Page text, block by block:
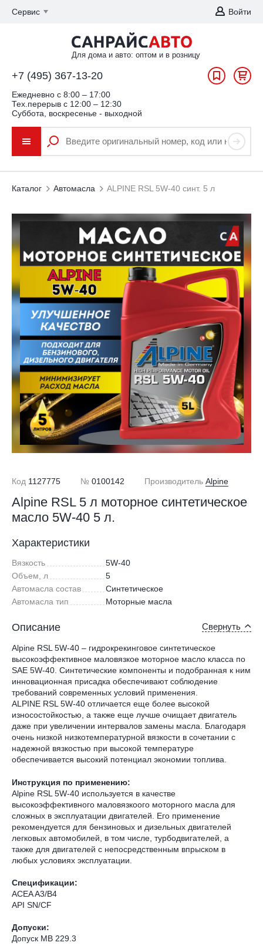
Сервис Войти
Для дома и авто: оптом и в розницу
+7 (495) 367-13-20
Ежедневно c 8:00 – 17:00
Тех.перерыв с 12:00 – 12:30
Суббота, воскресенье - выходной
Каталог Автомасла ALPINE RSL 5W-40 синт. 5 л
Код 1127775 № 0100142 Производитель Alpine
Alpine RSL 5 л моторное синтетическое
масло 5W-40 5 л.
Характеристики
Вязкость
5W-40
Объем, л
5
Автомасла состав
Синтетическое
Автомасла тип
Моторные масла
Описание Свернуть
Alpine RSL 5W-40 – гидрокрекинговое синтетическое
высокоэффективное маловязкое моторное масло класса по
SAE 5W-40. Синтетические компоненты и подобранная к ним
инновационная присадка обеспечивают соблюдение
требований современных условий применения.
ALPINE RSL 5W-40 отличается еще более высокой
износостойкостью, а также еще лучше очищает двигатель
даже при увеличении интервалов замены масла. Благодаря
очень низкой низкотемпературной вязкости в сочетании с
надежной вязкостью при высокой температуре
обеспечивается высокий потенциал экономии топлива.
Инструкция по применению:
Alpine RSL 5W-40 используется в качестве
высокоэффективного маловязкоого моторного масла для
сложных в эксплуатации двигателей. Его применение
рекомендуется для бензиновых и дизельных двигателей
легковых автомобилей, в том числе, турбодвигателей, а
также для двигателей с непосредственным впрыском в
любых условиях эксплуатации.
Спецификации:
ACEA A3/B4
API SN/CF
Допуски:
Допуск MB 229.3